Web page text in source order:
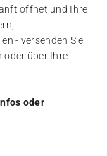
öffnet und Ihre
- versenden Sie
oder über Ihre
oder